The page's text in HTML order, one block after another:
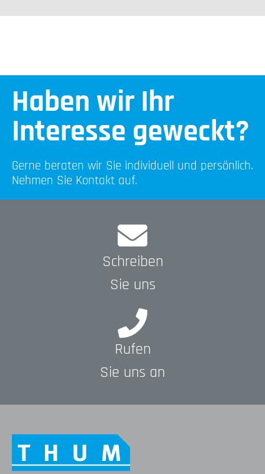
Haben wir Ihr
Interesse geweckt?
Gerne beraten wir Sie individuell und persönlich.
Nehmen Sie Kontakt auf.
Schreiben
Sie uns
Rufen
Sie uns an